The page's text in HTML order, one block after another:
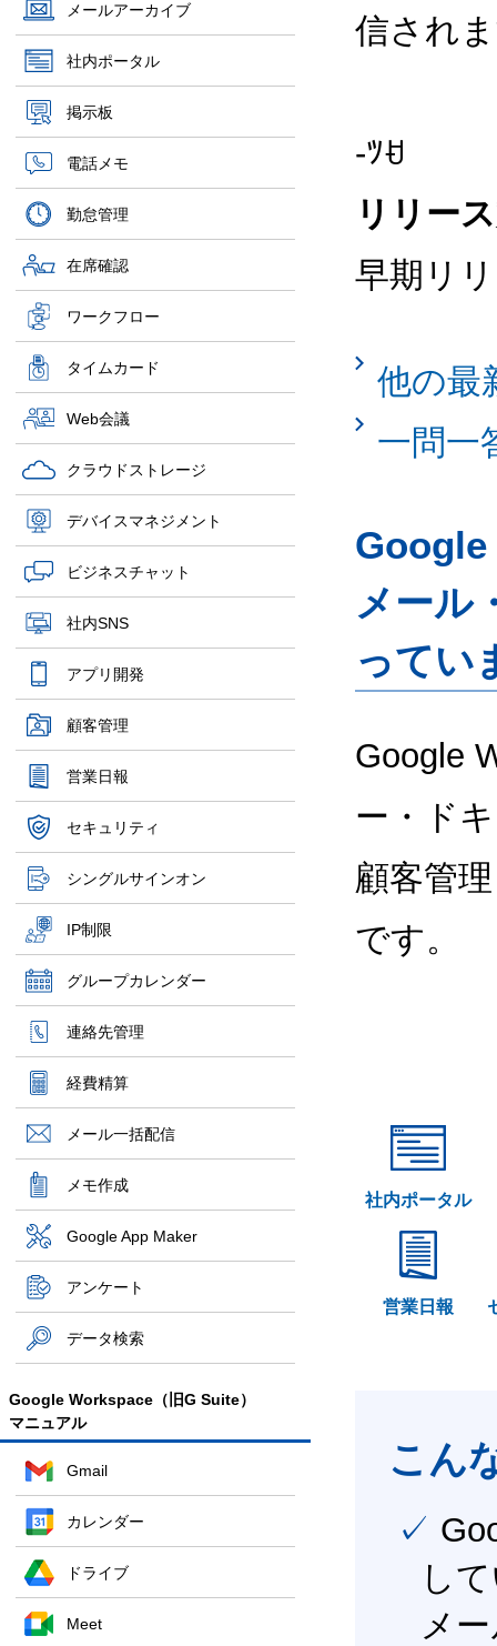
メールアーカイブ
社内ポータル
掲示板
電話メモ
勤怠管理
在席確認
ワークフロー
タイムカード
Web会議
クラウドストレージ
デバイスマネジメント
ビジネスチャット
社内SNS
アプリ開発
顧客管理
営業日報
セキュリティ
シングルサインオン
IP制限
グループカレンダー
連絡先管理
経費精算
メール一括配信
メモ作成
Google App Maker
アンケート
データ検索
Google Workspace（旧G Suite）
マニュアル
Gmail
カレンダー
ドライブ
Meet
信され
-ﾂꀀ
リリー
早期リ
他の最
一問一
Google
メール
ってい
Google
ー・ド
顧客管
です。
社内ポータル
営業日報
こん
✓ Google Workspace（旧G Suite） を社内で導入
し
メ